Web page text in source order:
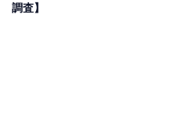
り、効果を試してみたいから
調査】